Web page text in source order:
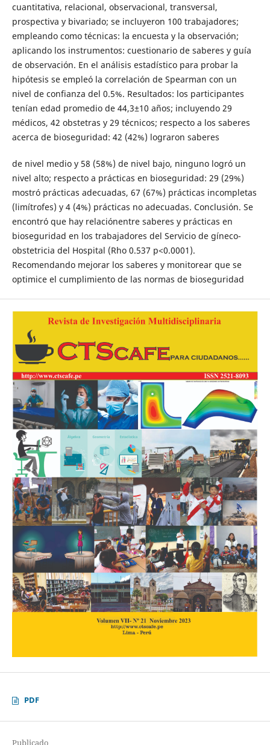
cuantitativa, relacional, observacional, transversal,
prospectiva y bivariado; se incluyeron 100 trabajadores;
empleando como técnicas: la encuesta y la observación;
aplicando los instrumentos: cuestionario de saberes y guía
de observación. En el análisis estadístico para probar la
hipótesis se empleó la correlación de Spearman con un
nivel de confianza del 0.5%. Resultados: los participantes
tenían edad promedio de 44,3±10 años; incluyendo 29
médicos, 42 obstetras y 29 técnicos; respecto a los saberes
acerca de bioseguridad: 42 (42%) lograron saberes
de nivel medio y 58 (58%) de nivel bajo, ninguno logró un
nivel alto; respecto a prácticas en bioseguridad: 29 (29%)
mostró prácticas adecuadas, 67 (67%) prácticas incompletas
(limítrofes) y 4 (4%) prácticas no adecuadas. Conclusión. Se
encontró que hay relaciónentre saberes y prácticas en
bioseguridad en los trabajadores del Servicio de gíneco-
obstetricia del Hospital (Rho 0.537 p<0.0001).
Recomendando mejorar los saberes y monitorear que se
optimice el cumplimiento de las normas de bioseguridad
PDF
Publicado